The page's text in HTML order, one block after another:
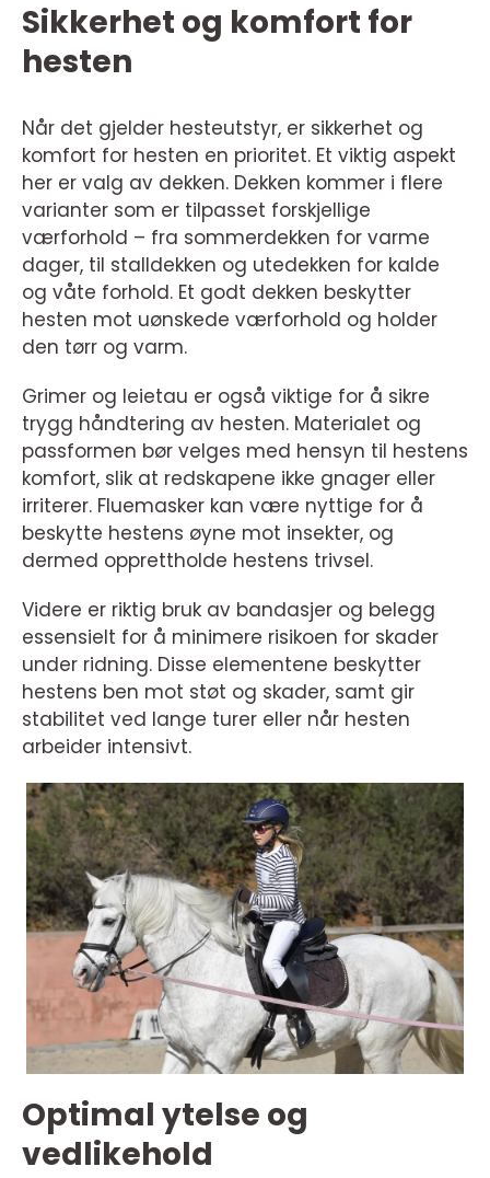
Sikkerhet og komfort for
hesten
Når det gjelder hesteutstyr, er sikkerhet og
komfort for hesten en prioritet. Et viktig aspekt
her er valg av dekken. Dekken kommer i flere
varianter som er tilpasset forskjellige
værforhold – fra sommerdekken for varme
dager, til stalldekken og utedekken for kalde
og våte forhold. Et godt dekken beskytter
hesten mot uønskede værforhold og holder
den tørr og varm.
Grimer og leietau er også viktige for å sikre
trygg håndtering av hesten. Materialet og
passformen bør velges med hensyn til hestens
komfort, slik at redskapene ikke gnager eller
irriterer. Fluemasker kan være nyttige for å
beskytte hestens øyne mot insekter, og
dermed opprettholde hestens trivsel.
Videre er riktig bruk av bandasjer og belegg
essensielt for å minimere risikoen for skader
under ridning. Disse elementene beskytter
hestens ben mot støt og skader, samt gir
stabilitet ved lange turer eller når hesten
arbeider intensivt.
Optimal ytelse og
vedlikehold